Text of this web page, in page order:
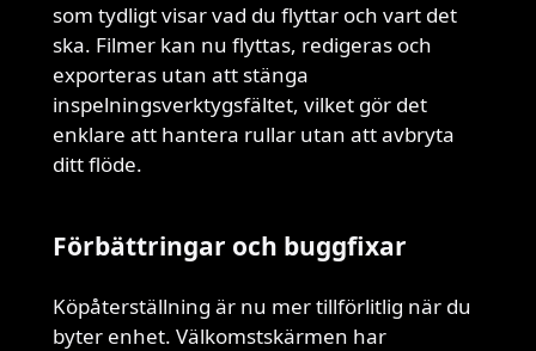
som tydligt visar vad du flyttar och vart det
ska. Filmer kan nu flyttas, redigeras och
exporteras utan att stänga
inspelningsverktygsfältet, vilket gör det
enklare att hantera rullar utan att avbryta
ditt flöde.
Förbättringar och buggfixar
Köpåterställning är nu mer tillförlitlig när du
byter enhet. Välkomstskärmen har